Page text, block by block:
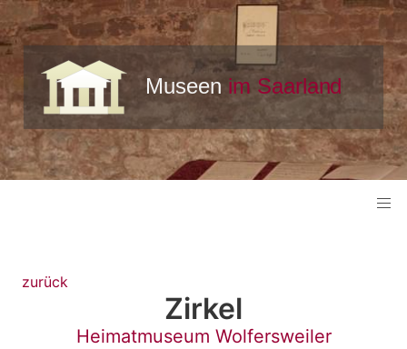
zurück
Zirkel
Heimatmuseum Wolfersweiler